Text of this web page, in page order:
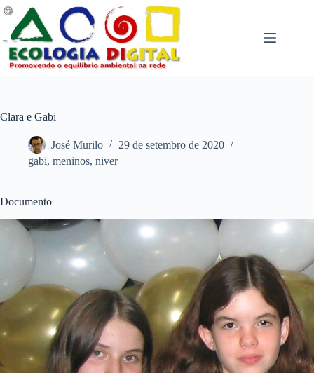
Pular
para
conteúdo
Clara e Gabi
José Murilo
29 de setembro de 2020
gabi, meninos, niver
Documento